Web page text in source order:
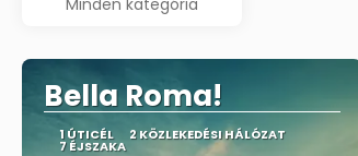
Bella Roma!
1 ÚTICÉL 2 KÖZLEKEDÉSI HÁLÓZAT
7 ÉJSZAKA